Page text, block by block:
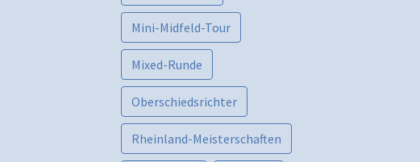
Mini-Midfeld-Tour
Mixed-Runde
Oberschiedsrichter
Rheinland-Meisterschaften